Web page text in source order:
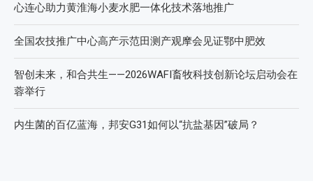
心连心助力黄淮海小麦水肥一体化技术落地推广
全国农技推广中心高产示范田测产观摩会见证鄂中肥效
智创未来，和合共生——2026WAFI畜牧科技创新论坛启动会在
蓉举行
内生菌的百亿蓝海，邦安G31如何以“抗盐基因”破局？